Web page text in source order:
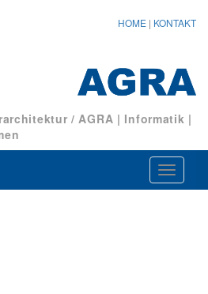
HOME | KONTAKT
/ AGRA | Informatik |
ein-/